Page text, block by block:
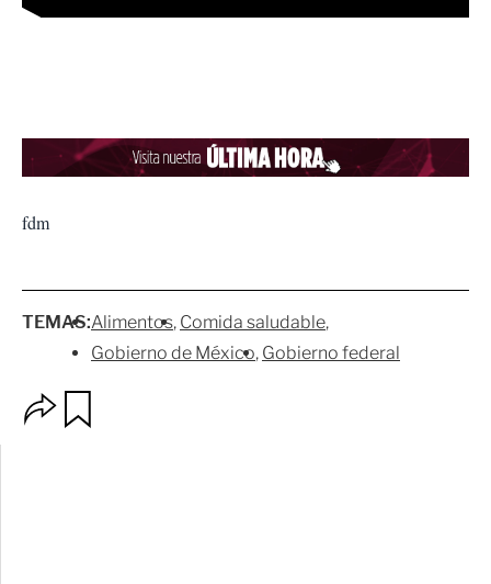
fdm
TEMAS:Alimentos Comida saludable
Gobierno de México Gobierno federal
p